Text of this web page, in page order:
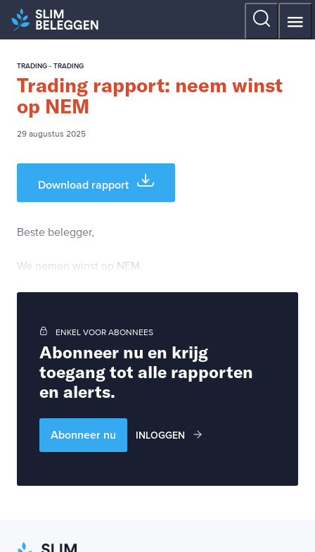
TRADING - TRADING
Trading rapport: neem winst
op NEM
29 augustus 2025
Download rapport
Beste belegger,
We nemen winst op NEM.
ENKEL VOOR ABONNEES
Abonneer nu en krijg
toegang tot alle rapporten
en alerts.
Abonneer nu INLOGGEN